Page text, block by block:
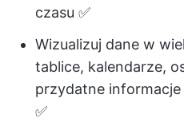
czasu ✅
Wizualizuj dane w
tablice, kalendarze,
przydatne
✅